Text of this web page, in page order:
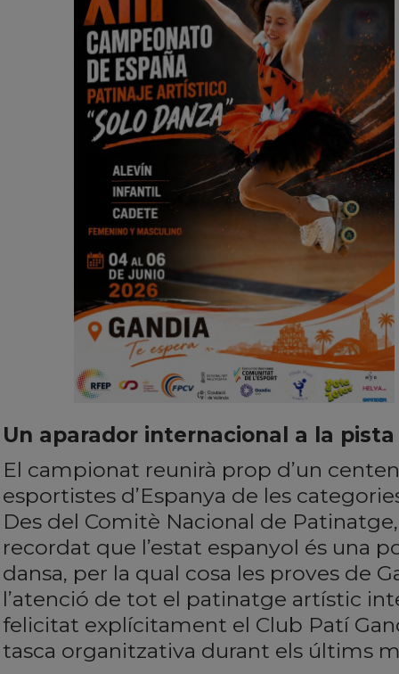
Un aparador internacional a la
El campionat reunirà prop d’un
esportistes d’Espanya de les
Des del Comitè Nacional de
recordat que l’estat espanyol és una
dansa, per la qual cosa les proves de
l’atenció de tot el patinatge artístic
felicitat explícitament el Club Patí
tasca organitzativa durant els últims